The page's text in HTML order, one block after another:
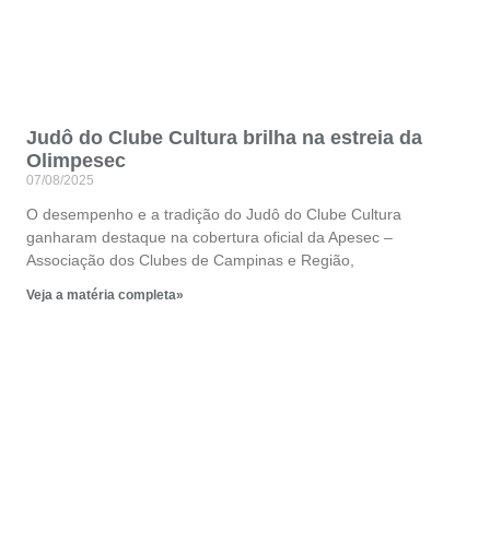
Judô do Clube Cultura brilha na estreia da
Olimpesec
07/08/2025
O desempenho e a tradição do Judô do Clube Cultura
ganharam destaque na cobertura oficial da Apesec –
Associação dos Clubes de Campinas e Região,
Veja a matéria completa»